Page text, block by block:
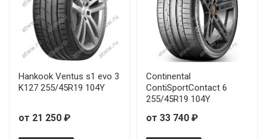
Hankook Ventus s1 evo 3
K127 255/45R19 104Y
от 21 250 ₽
Continental
ContiSportContact 6
255/45R19 104Y
от 33 740 ₽